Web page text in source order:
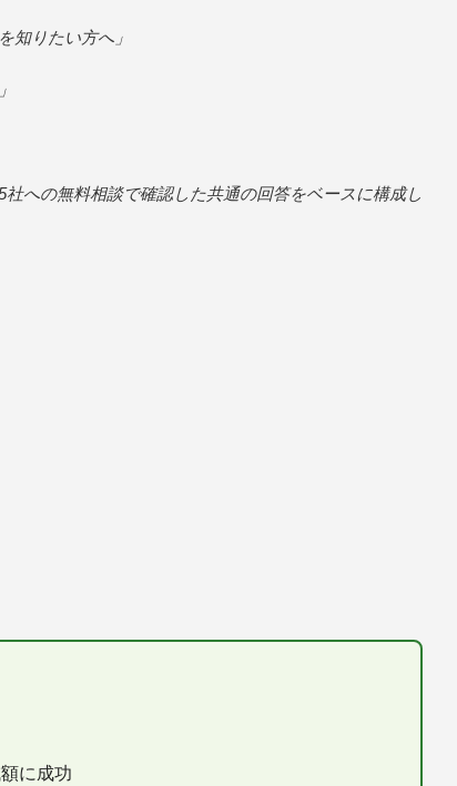
知りたい方へ」
への無料相談で確認した共通の回答をベースに構成し
に成功